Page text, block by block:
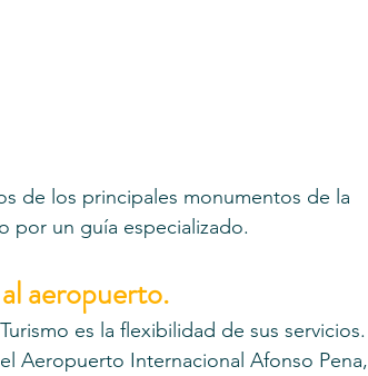
de los principales monumentos de la
por un guía especializado.
aeropuerto.
es la flexibilidad de sus servicios.
Aeropuerto Internacional Afonso Pena,